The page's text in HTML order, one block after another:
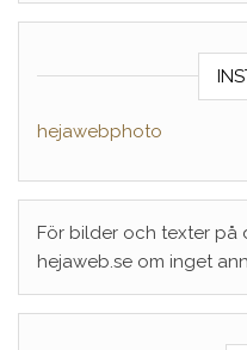
hejawebphoto
För bilder och texter
hejaweb.se om inget